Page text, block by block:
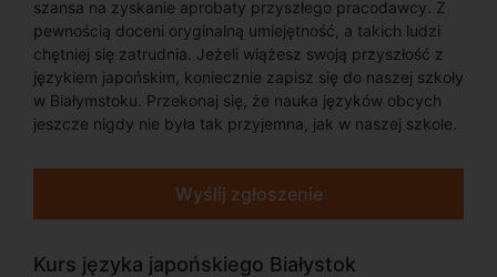
szansa na zyskanie aprobaty przyszłego pracodawcy. Z
pewnością doceni oryginalną umiejętność, a takich ludzi
chętniej się zatrudnia. Jeżeli wiążesz swoją przyszłość z
językiem japońskim, koniecznie zapisz się do naszej szkoły
w Białymstoku. Przekonaj się, że nauka języków obcych
jeszcze nigdy nie była tak przyjemna, jak w naszej szkole.
Wyślij zgłoszenie
Kurs języka japońskiego Białystok